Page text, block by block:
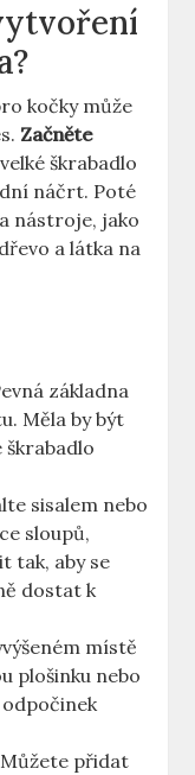
kočky může
Začněte
škrabadlo
náčrt. Poté
nástroje, jako
a látka na
základna
Měla by být
škrabadlo
sisalem nebo
sloupů,
tak, aby se
dostat k
místě
plošinku nebo
přidat